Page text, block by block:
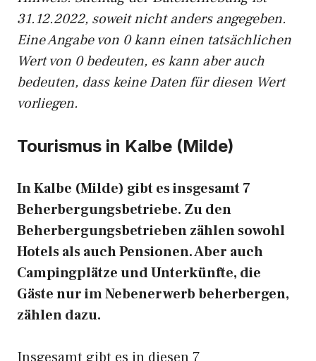
31.12.2022, soweit nicht anders angegeben.
Eine Angabe von 0 kann einen tatsächlichen
Wert von 0 bedeuten, es kann aber auch
bedeuten, dass keine Daten für diesen Wert
vorliegen.
Tourismus in Kalbe (Milde)
In Kalbe (Milde) gibt es insgesamt 7
Beherbergungsbetriebe. Zu den
Beherbergungsbetrieben zählen sowohl
Hotels als auch Pensionen. Aber auch
Campingplätze und Unterkünfte, die
Gäste nur im Nebenerwerb beherbergen,
zählen dazu.